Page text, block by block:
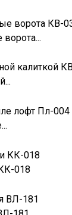
018